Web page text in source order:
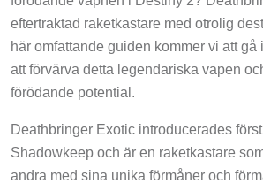
eftertraktad raketkastare med otrolig
här omfattande guiden kommer vi att gå
att förvärva detta legendariska vapen
förödande potential.
Deathbringer Exotic introducerades
Shadowkeep och är en raketkastare
andra med sina unika förmåner och